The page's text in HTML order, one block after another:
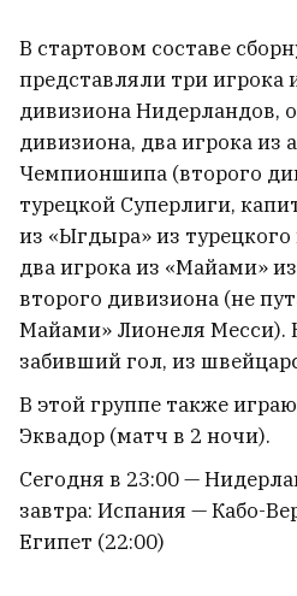
В стартовом составе
представляли три игрока
дивизиона Нидерландов,
дивизиона, два игрока из
Чемпионшипа (второго
турецкой Суперлиги,
из «Ыгдыра» из
два игрока из «Майами»
второго дивизиона (не
Майами» Лионеля Месси).
забивший гол, из
В этой группе также
Эквадор (матч в 2 ночи).
Сегодня в 23:00 —
завтра: Испания — Кабо-
Египет (22:00)
В Беларуси уже +30°С
В центре Минска
известный бар